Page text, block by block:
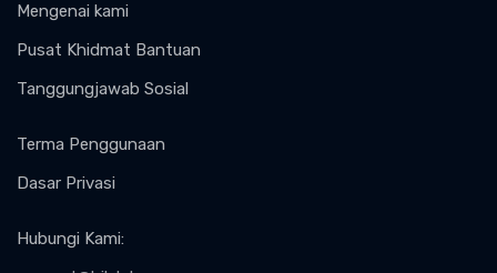
Mengenai kami
Pusat Khidmat Bantuan
Tanggungjawab Sosial
Terma Penggunaan
Dasar Privasi
Hubungi Kami: